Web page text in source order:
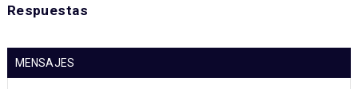
Respuestas
MENSAJES